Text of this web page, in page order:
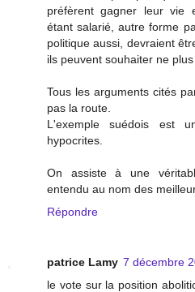
préfèrent gagner leur vie
étant salarié, autre forme
politique aussi, devraient
ils peuvent souhaiter ne plus
Tous les arguments cités
pas la route.
L'exemple suédois est
hypocrites.
On assiste à une
entendu au nom des
Répondre
patrice Lamy 7 décembre
le vote sur la position